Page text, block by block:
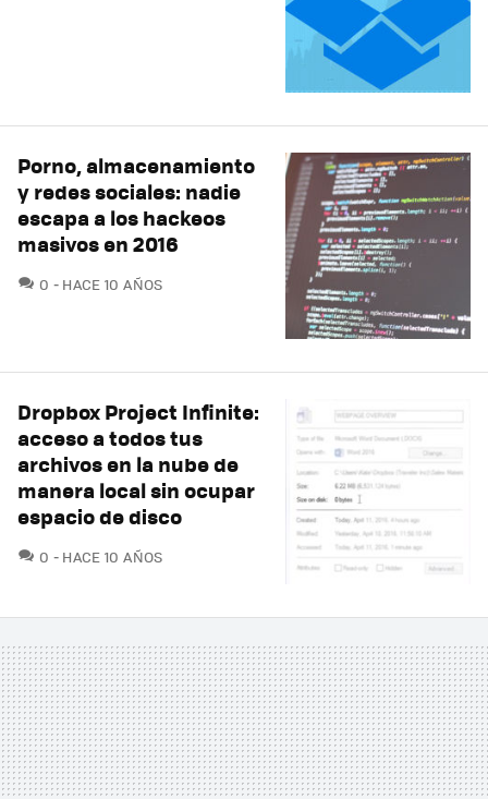
Porno, almacenamiento
y redes sociales: nadie
escapa a los hackeos
masivos en 2016
0 COMENTARIOS
HACE 10 AÑOS
Dropbox Project Infinite:
acceso a todos tus
archivos en la nube de
manera local sin ocupar
espacio de disco
0 COMENTARIOS
HACE 10 AÑOS